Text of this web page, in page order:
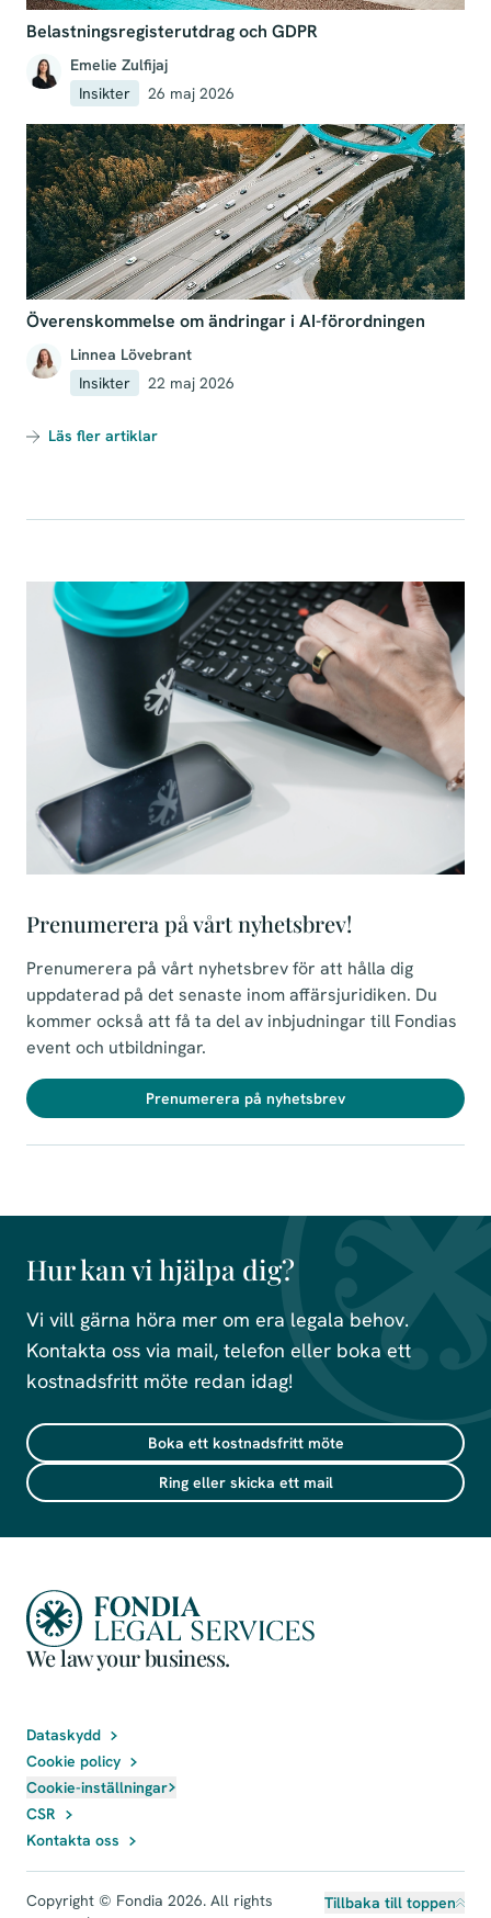
Belastningsregisterutdrag och GDPR
Emelie Zulfijaj
Insikter
26 maj 2026
Överenskommelse om ändringar i AI-förordningen
Linnea Lövebrant
Insikter
22 maj 2026
Läs fler artiklar
Prenumerera på vårt nyhetsbrev!
Prenumerera på vårt nyhetsbrev för att hålla dig
uppdaterad på det senaste inom affärsjuridiken. Du
kommer också att få ta del av inbjudningar till Fondias
event och utbildningar.
Prenumerera på nyhetsbrev
Hur kan vi hjälpa dig?
Vi vill gärna höra mer om era legala behov.
Kontakta oss via mail, telefon eller boka ett
kostnadsfritt möte redan idag!
Boka ett kostnadsfritt möte
Ring eller skicka ett mail
We law your business.
Dataskydd
Cookie policy
Cookie-inställningar
CSR
Kontakta oss
Copyright © Fondia 2026. All rights
Tillbaka till toppen